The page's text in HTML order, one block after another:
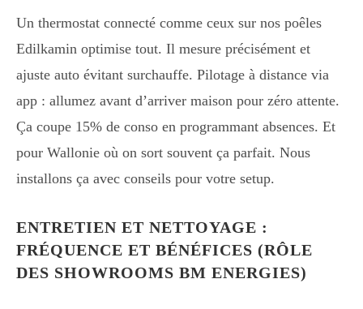
Un thermostat connecté comme ceux sur nos poêles
Edilkamin optimise tout. Il mesure précisément et
ajuste auto évitant surchauffe. Pilotage à distance via
app : allumez avant d’arriver maison pour zéro attente.
Ça coupe 15% de conso en programmant absences. Et
pour Wallonie où on sort souvent ça parfait. Nous
installons ça avec conseils pour votre setup.
ENTRETIEN ET NETTOYAGE :
FRÉQUENCE ET BÉNÉFICES (RÔLE
DES SHOWROOMS BM ENERGIES)